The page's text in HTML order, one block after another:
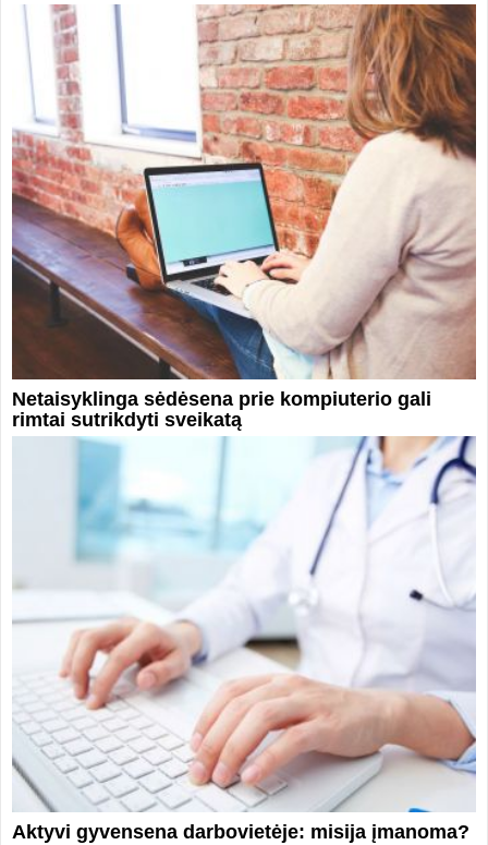
Netaisyklinga sėdėsena prie kompiuterio gali
rimtai sutrikdyti sveikatą
Aktyvi gyvensena darbovietėje: misija įmanoma?